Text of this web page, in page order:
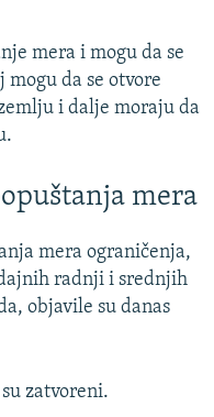
mera i mogu da se
mogu da se otvore
i dalje moraju da
mera
mera ograničenja,
radnji i srednjih
objavile su danas
zatvoreni.